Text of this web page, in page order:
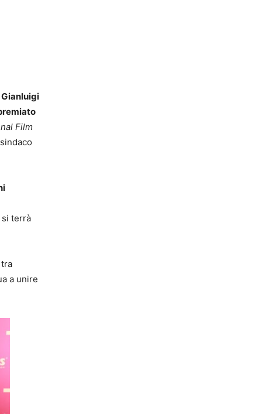
Gianluigi
Film
si terrà
a unire